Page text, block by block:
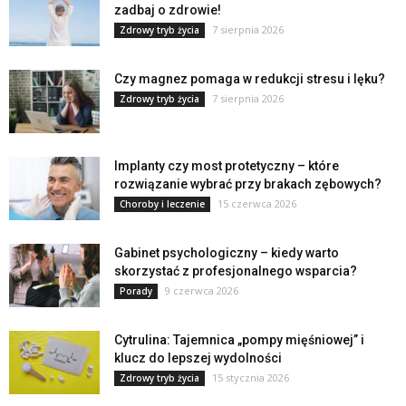
zadbaj o zdrowie!
Zdrowy tryb życia 7 sierpnia 2026
Czy magnez pomaga w redukcji stresu i lęku?
Zdrowy tryb życia 7 sierpnia 2026
Implanty czy most protetyczny – które
rozwiązanie wybrać przy brakach zębowych?
Choroby i leczenie 15 czerwca 2026
Gabinet psychologiczny – kiedy warto
skorzystać z profesjonalnego wsparcia?
Porady 9 czerwca 2026
Cytrulina: Tajemnica „pompy mięśniowej” i
klucz do lepszej wydolności
Zdrowy tryb życia 15 stycznia 2026